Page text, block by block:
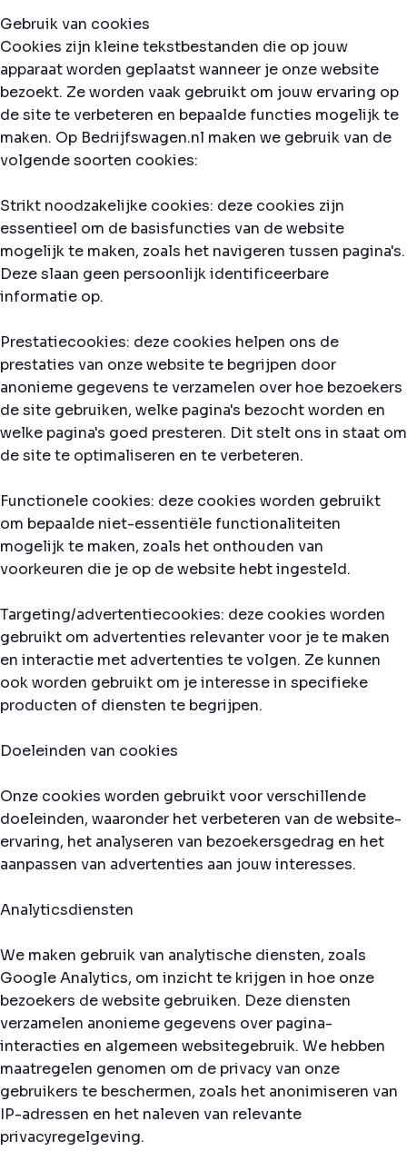
Gebruik van cookies
Cookies zijn kleine tekstbestanden die op jouw
apparaat worden geplaatst wanneer je onze website
bezoekt. Ze worden vaak gebruikt om jouw ervaring op
de site te verbeteren en bepaalde functies mogelijk te
maken. Op Bedrijfswagen.nl maken we gebruik van de
volgende soorten cookies:
Strikt noodzakelijke cookies: deze cookies zijn
essentieel om de basisfuncties van de website
mogelijk te maken, zoals het navigeren tussen pagina's.
Deze slaan geen persoonlijk identificeerbare
informatie op.
Prestatiecookies: deze cookies helpen ons de
prestaties van onze website te begrijpen door
anonieme gegevens te verzamelen over hoe bezoekers
de site gebruiken, welke pagina's bezocht worden en
welke pagina's goed presteren. Dit stelt ons in staat om
de site te optimaliseren en te verbeteren.
Functionele cookies: deze cookies worden gebruikt
om bepaalde niet-essentiële functionaliteiten
mogelijk te maken, zoals het onthouden van
voorkeuren die je op de website hebt ingesteld.
Targeting/advertentiecookies: deze cookies worden
gebruikt om advertenties relevanter voor je te maken
en interactie met advertenties te volgen. Ze kunnen
ook worden gebruikt om je interesse in specifieke
producten of diensten te begrijpen.
Doeleinden van cookies
Onze cookies worden gebruikt voor verschillende
doeleinden, waaronder het verbeteren van de website-
ervaring, het analyseren van bezoekersgedrag en het
aanpassen van advertenties aan jouw interesses.
Analyticsdiensten
We maken gebruik van analytische diensten, zoals
Google Analytics, om inzicht te krijgen in hoe onze
bezoekers de website gebruiken. Deze diensten
verzamelen anonieme gegevens over pagina-
interacties en algemeen websitegebruik. We hebben
maatregelen genomen om de privacy van onze
gebruikers te beschermen, zoals het anonimiseren van
IP-adressen en het naleven van relevante
privacyregelgeving.